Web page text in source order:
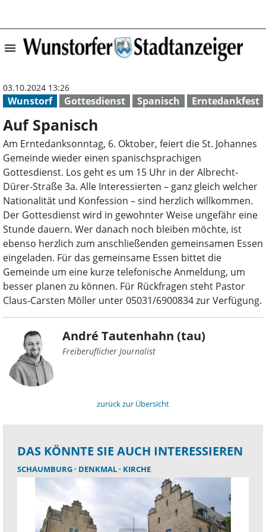
menu Auf Spanisch |
Wunstorf Gottesdienst Spanisch Erntedankfest
03.10.2024 13:26
Auf Spanisch
Am Erntedanksonntag, 6. Oktober, feiert die St. Johannes
Gemeinde wieder einen spanischsprachigen
Gottesdienst. Los geht es um 15 Uhr in der Albrecht-
Dürer-Straße 3a. Alle Interessierten – ganz gleich welcher
Nationalität und Konfession – sind herzlich willkommen.
Der Gottesdienst wird in gewohnter Weise ungefähr eine
Stunde dauern. Wer danach noch bleiben möchte, ist
ebenso herzlich zum anschließenden gemeinsamen Essen
eingeladen. Für das gemeinsame Essen bittet die
Gemeinde um eine kurze telefonische Anmeldung, um
besser planen zu können. Für Rückfragen steht Pastor
Claus-Carsten Möller unter 05031/6900834 zur Verfügung.
André Tautenhahn (tau)
Freiberuflicher Journalist
zurück zur Übersicht
DAS KÖNNTE SIE AUCH INTERESSIEREN
SCHAUMBURG DENKMAL KIRCHE